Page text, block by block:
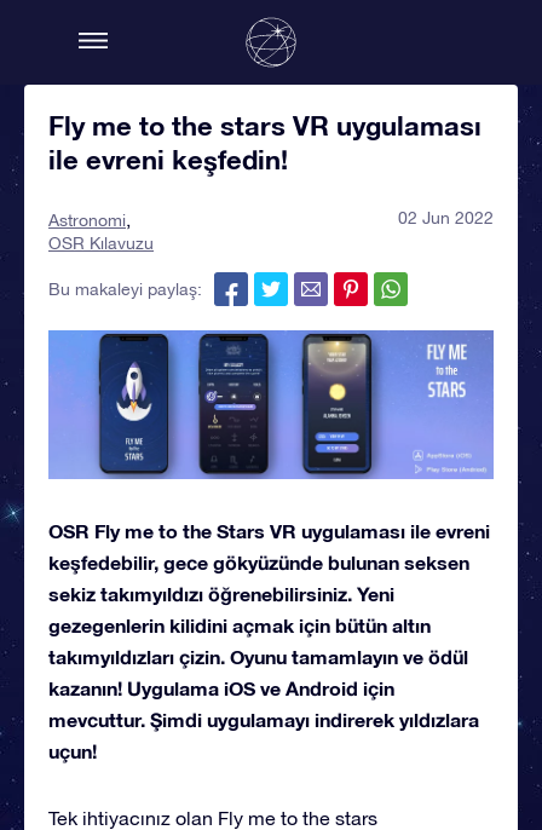
Fly me to the stars VR uygulaması
ile evreni keşfedin!
Astronomi
OSR Kılavuzu
02 Jun 2022
Bu makaleyi paylaş:
OSR Fly me to the Stars VR uygulaması ile evreni
keşfedebilir, gece gökyüzünde bulunan seksen
sekiz takımyıldızı öğrenebilirsiniz. Yeni
gezegenlerin kilidini açmak için bütün altın
takımyıldızları çizin. Oyunu tamamlayın ve ödül
kazanın! Uygulama iOS ve Android için
mevcuttur. Şimdi uygulamayı indirerek yıldızlara
uçun!
Tek ihtiyacınız olan Fly me to the stars